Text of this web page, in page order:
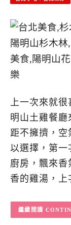
上一次來就
明山土雞餐廳
距不擁擠，空
以選擇，第一
廚房，飄來
香的雞湯，